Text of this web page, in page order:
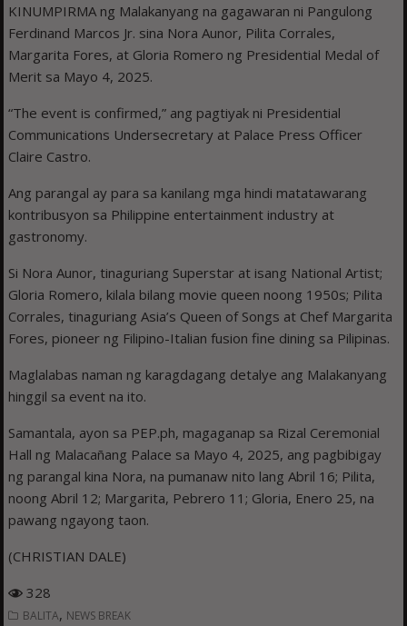
KINUMPIRMA ng Malakanyang na gagawaran ni Pangulong
Ferdinand Marcos Jr. sina Nora Aunor, Pilita Corrales,
Margarita Fores, at Gloria Romero ng Presidential Medal of
Merit sa Mayo 4, 2025.
“The event is confirmed,” ang pagtiyak ni Presidential
Communications Undersecretary at Palace Press Officer
Claire Castro.
Ang parangal ay para sa kanilang mga hindi matatawarang
kontribusyon sa Philippine entertainment industry at
gastronomy.
Si Nora Aunor, tinaguriang Superstar at isang National Artist;
Gloria Romero, kilala bilang movie queen noong 1950s; Pilita
Corrales, tinaguriang Asia’s Queen of Songs at Chef Margarita
Fores, pioneer ng Filipino-Italian fusion fine dining sa Pilipinas.
Maglalabas naman ng karagdagang detalye ang Malakanyang
hinggil sa event na ito.
Samantala, ayon sa PEP.ph, magaganap sa Rizal Ceremonial
Hall ng Malacañang Palace sa Mayo 4, 2025, ang pagbibigay
ng parangal kina Nora, na pumanaw nito lang Abril 16; Pilita,
noong Abril 12; Margarita, Pebrero 11; Gloria, Enero 25, na
pawang ngayong taon.
(CHRISTIAN DALE)
328
BALITA, NEWS BREAK